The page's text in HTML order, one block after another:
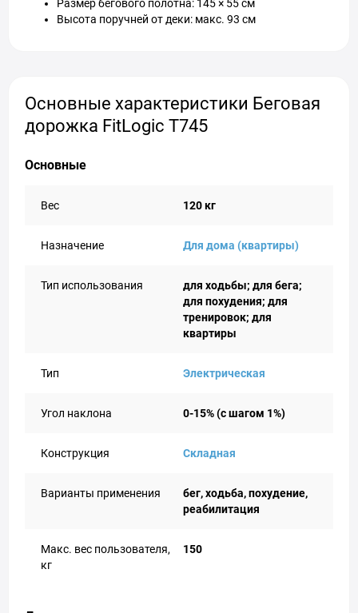
Размер бегового полотна: 145 × 55 см
Высота поручней от деки: макс. 93 см
Основные характеристики Беговая
дорожка FitLogic T745
Основные
Вес 120 кг
Назначение Для дома (квартиры)
Тип использования
для ходьбы; для бега;
для похудения; для
тренировок; для
квартиры
Тип Электрическая
Угол наклона 0-15% (с шагом 1%)
Конструкция Складная
Варианты применения
бег, ходьба, похудение,
реабилитация
Макс. вес пользователя,
кг
150